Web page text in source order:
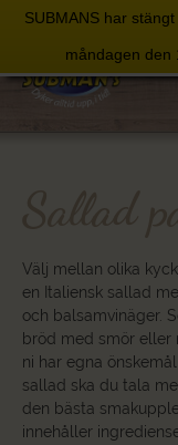
SUBMANS har
måndagen den
to
content
Välj mellan olika
en Italiensk sallad
och balsamvinäger.
bröd med smör eller
ni har egna
sallad ska du tala
den bästa
innehåller